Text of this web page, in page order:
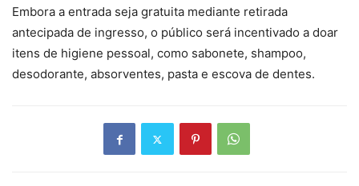
Embora a entrada seja gratuita mediante retirada
antecipada de ingresso, o público será incentivado a doar
itens de higiene pessoal, como sabonete, shampoo,
desodorante, absorventes, pasta e escova de dentes.